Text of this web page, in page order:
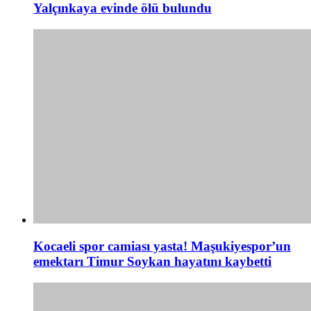
Yalçınkaya evinde ölü bulundu
Kocaeli spor camiası yasta! Maşukiyespor’un
emektarı Timur Soykan hayatını kaybetti